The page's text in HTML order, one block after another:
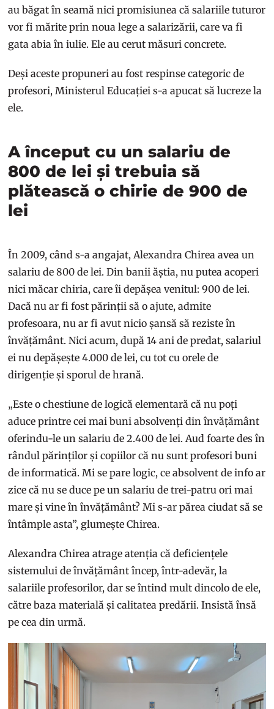
au băgat în seamă nici promisiunea că salariile tuturor
vor fi mărite prin noua lege a salarizării, care va fi
gata abia în iulie. Ele au cerut măsuri concrete.
Deși aceste propuneri au fost respinse categoric de
profesori, Ministerul Educației s-a apucat să lucreze la
ele.
A început cu un salariu de
800 de lei și trebuia să
plătească o chirie de 900 de
lei
În 2009, când s-a angajat, Alexandra Chirea avea un
salariu de 800 de lei. Din banii ăștia, nu putea acoperi
nici măcar chiria, care îi depășea venitul: 900 de lei.
Dacă nu ar fi fost părinții să o ajute, admite
profesoara, nu ar fi avut nicio șansă să reziste în
învățământ. Nici acum, după 14 ani de predat, salariul
ei nu depășește 4.000 de lei, cu tot cu orele de
dirigenție și sporul de hrană.
„Este o chestiune de logică elementară că nu poți
aduce printre cei mai buni absolvenți din învățământ
oferindu-le un salariu de 2.400 de lei. Aud foarte des în
rândul părinților și copiilor că nu sunt profesori buni
de informatică. Mi se pare logic, ce absolvent de info ar
zice că nu se duce pe un salariu de trei-patru ori mai
mare și vine în învățământ? Mi s-ar părea ciudat să se
întâmple asta”, glumește Chirea.
Alexandra Chirea atrage atenția că deficiențele
sistemului de învățământ încep, într-adevăr, la
salariile profesorilor, dar se întind mult dincolo de ele,
către baza materială și calitatea predării. Insistă însă
pe cea din urmă.